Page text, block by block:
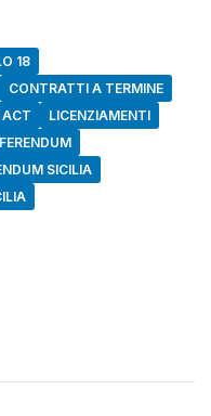
18
CONTRATTI A TERMINE
ACT
LICENZIAMENTI
SICILIA